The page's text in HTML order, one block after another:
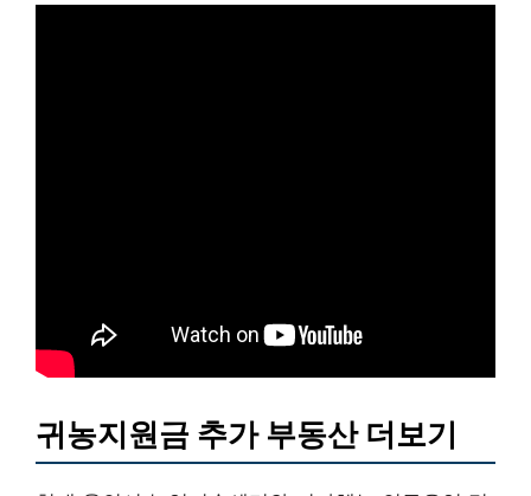
귀농지원금 추가 부동산 더보기